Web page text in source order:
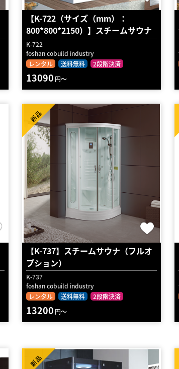
【K-722（サイズ（mm）：
800*800*2150）】スチームサウナ
K-722
foshan cobuild industry
レンタル
送料無料 2段階決済
13090 円～
【K-737】スチームサウナ（フルオ
プション）
K-737
foshan cobuild industry
レンタル
送料無料 2段階決済
新品
13200 円～
新品